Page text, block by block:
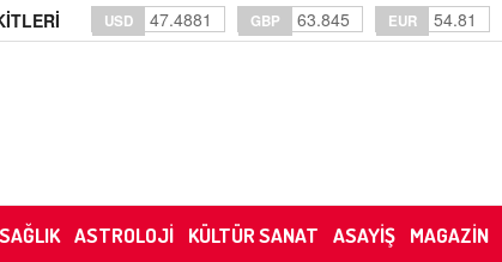
USD 47.4881 GBP 63.845 EUR 54.81
SAĞLIK ASTROLOJİ KÜLTÜR SANAT ASAYİŞ MAGAZİN